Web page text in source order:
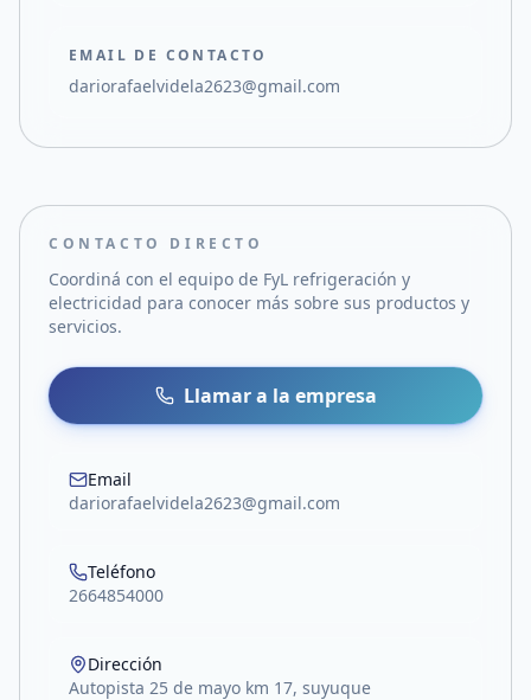
EMAIL DE CONTACTO
dariorafaelvidela2623@gmail.com
CONTACTO DIRECTO
Coordiná con el equipo de FyL refrigeración y
electricidad para conocer más sobre sus productos y
servicios.
Llamar a la empresa
Email
dariorafaelvidela2623@gmail.com
Teléfono
2664854000
Dirección
Autopista 25 de mayo km 17, suyuque